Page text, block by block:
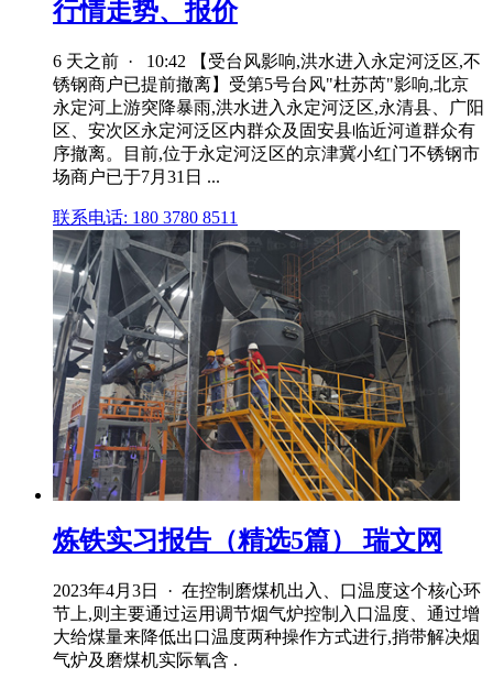
行情走势、报价
6 天之前 · 10:42 【受台风影响,洪水进入永定河泛区,不
锈钢商户已提前撤离】受第5号台风"杜苏芮"影响,北京
永定河上游突降暴雨,洪水进入永定河泛区,永清县、广阳
区、安次区永定河泛区内群众及固安县临近河道群众有
序撤离。目前,位于永定河泛区的京津冀小红门不锈钢市
场商户已于7月31日 ...
联系电话: 180 3780 8511
炼铁实习报告（精选5篇） 瑞文网
2023年4月3日 · 在控制磨煤机出入、口温度这个核心环
节上,则主要通过运用调节烟气炉控制入口温度、通过增
大给煤量来降低出口温度两种操作方式进行,捎带解决烟
气炉及磨煤机实际氧含 .